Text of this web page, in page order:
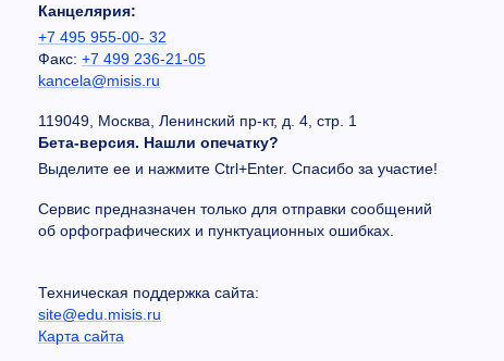
Канцелярия:
+7 495 955-00- 32
Факс: +7 499 236-21-05
kancela@misis.ru
119049, Москва, Ленинский пр-кт, д. 4, стр. 1
Бета-версия. Нашли опечатку?
Выделите ее и нажмите Ctrl+Enter. Спасибо за участие!
Сервис предназначен только для отправки сообщений
об орфографических и пунктуационных ошибках.
Техническая поддержка сайта:
site@edu.misis.ru
Карта сайта